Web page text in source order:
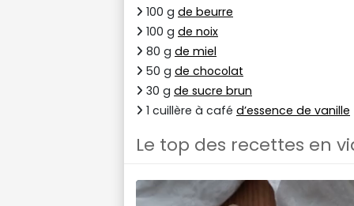
100 g de beurre
100 g de noix
80 g de miel
50 g de chocolat
30 g de sucre brun
1 cuillère à café d’essence de vanille
Le top des recettes en